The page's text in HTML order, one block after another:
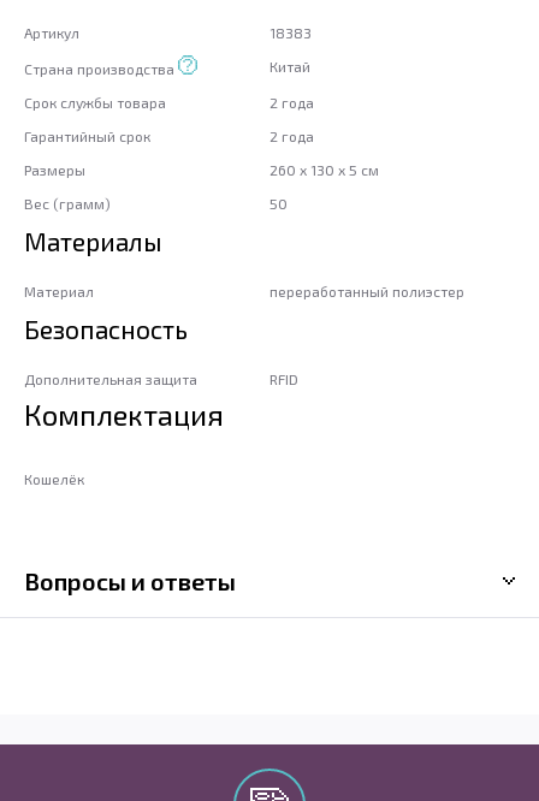
Артикул 18383
Страна производства Китай
Срок службы товара
2 года
Гарантийный срок
2 года
Размеры
260 x 130 x 5 см
Вес (грамм)
50
Материалы
Материал переработанный полиэстер
Безопасность
Дополнительная защита RFID
Комплектация
Кошелёк
Вопросы и ответы